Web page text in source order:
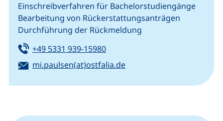
Einschreibverfahren für Bachelorstudiengänge
Bearbeitung von Rückerstattungsanträgen
Durchführung der Rückmeldung
Tel:
+49 5331 939-15980(startet einen Telefonanruf,
E-Mail:
mi.paulsen(at)ostfalia.de(öffnet Ihr E-Mail-